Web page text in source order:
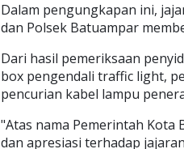
Dalam pengungkapan ini,
dan Polsek Batuampar
Dari hasil pemeriksaan
box pengendali traffic light,
pencurian kabel lampu
"Atas nama Pemerintah Kota
dan apresiasi terhadap